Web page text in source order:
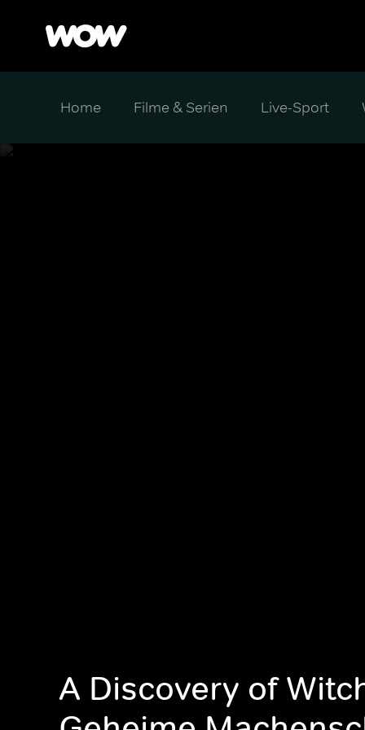
Home Filme & Serien Live-Sport
A Discovery of